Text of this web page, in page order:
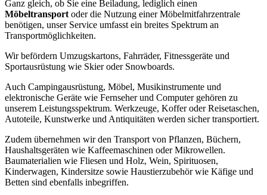
Ganz gleich, ob Sie eine Beiladung, lediglich einen
Möbeltransport oder die Nutzung einer Möbelmitfahrzentrale
benötigen, unser Service umfasst ein breites Spektrum an
Transportmöglichkeiten.
Wir befördern Umzugskartons, Fahrräder, Fitnessgeräte und
Sportausrüstung wie Skier oder Snowboards.
Auch Campingausrüstung, Möbel, Musikinstrumente und
elektronische Geräte wie Fernseher und Computer gehören zu
unserem Leistungsspektrum. Werkzeuge, Koffer oder Reisetaschen,
Autoteile, Kunstwerke und Antiquitäten werden sicher transportiert.
Zudem übernehmen wir den Transport von Pflanzen, Büchern,
Haushaltsgeräten wie Kaffeemaschinen oder Mikrowellen.
Baumaterialien wie Fliesen und Holz, Wein, Spirituosen,
Kinderwagen, Kindersitze sowie Haustierzubehör wie Käfige und
Betten sind ebenfalls inbegriffen.